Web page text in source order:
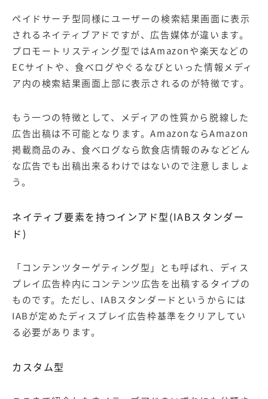
ペイドサーチ型同様にユーザーの検索結果画面に表示
されるネイティブアドですが、広告媒体が違います。
プロモートリスティング型ではAmazonや楽天などの
ECサイトや、食べログやぐるなびといった情報メディ
ア内の検索結果画面上部に表示されるのが特徴です。
もう一つの特徴として、メディアの性質から脱線した
広告出稿は不可能となります。AmazonならAmazon
掲載商品のみ、食べログなら飲食店情報のみなどどん
な広告でも出稿出来るわけではないので注意しましょ
う。
ネイティブ要素を持つインアド型(IABスタンダー
ド)
「コンテンツターゲティング型」とも呼ばれ、ディス
プレイ広告枠内にコンテンツ広告を出稿するタイプの
ものです。ただし、IABスタンダードというからには
IABが定めたディスプレイ広告枠基準をクリアしてい
る必要があります。
カスタム型